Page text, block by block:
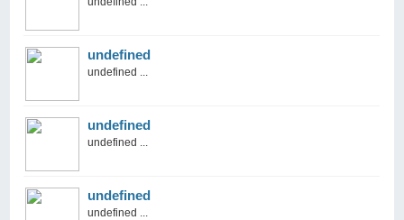
undefined
undefined ...
undefined
undefined ...
undefined
undefined ...